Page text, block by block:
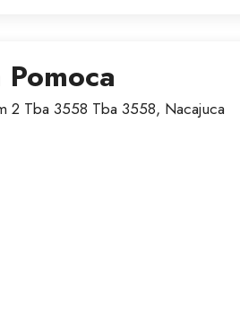
2 Tba 3558 Tba 3558, Nacajuca